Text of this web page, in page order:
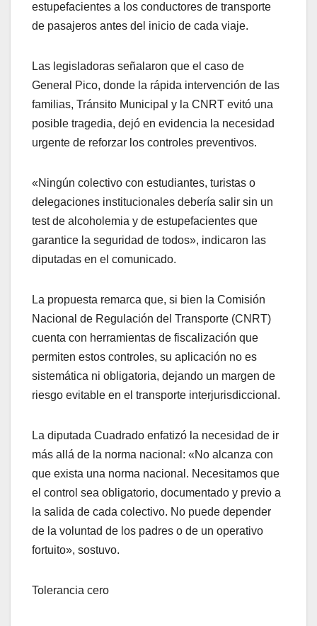
estupefacientes a los conductores de transporte
de pasajeros antes del inicio de cada viaje.
Las legisladoras señalaron que el caso de
General Pico, donde la rápida intervención de las
familias, Tránsito Municipal y la CNRT evitó una
posible tragedia, dejó en evidencia la necesidad
urgente de reforzar los controles preventivos.
«Ningún colectivo con estudiantes, turistas o
delegaciones institucionales debería salir sin un
test de alcoholemia y de estupefacientes que
garantice la seguridad de todos», indicaron las
diputadas en el comunicado.
La propuesta remarca que, si bien la Comisión
Nacional de Regulación del Transporte (CNRT)
cuenta con herramientas de fiscalización que
permiten estos controles, su aplicación no es
sistemática ni obligatoria, dejando un margen de
riesgo evitable en el transporte interjurisdiccional.
La diputada Cuadrado enfatizó la necesidad de ir
más allá de la norma nacional: «No alcanza con
que exista una norma nacional. Necesitamos que
el control sea obligatorio, documentado y previo a
la salida de cada colectivo. No puede depender
de la voluntad de los padres o de un operativo
fortuito», sostuvo.
Tolerancia cero